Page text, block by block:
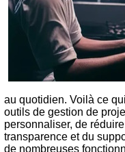
au quotidien. Voilà ce
outils de gestion de
personnaliser, de
transparence et du
de nombreuses